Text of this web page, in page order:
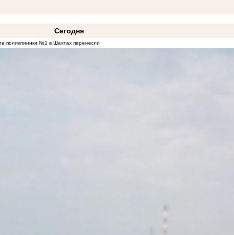
Сегодня
поликлиники №1 в Шахтах перенесли